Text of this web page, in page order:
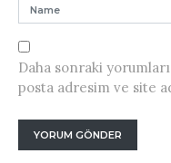
Daha sonraki
posta adresim ve site